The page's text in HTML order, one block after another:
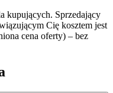
kupujących. Sprzedający
Cię kosztem jest
cena oferty) – bez